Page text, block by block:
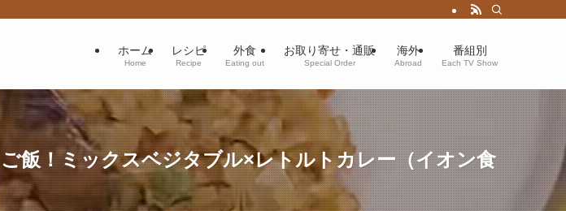
ホーム
Home
レシピ
Recipe
外食
Eating out
お取り寄せ・通販
Special Order
海外
Abroad
番組別
Each TV Show
飯！ミックスベジタブル×レトルトカレー（イオン食